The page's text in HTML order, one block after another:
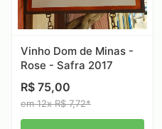
Vinho Dom de Minas -
Rose - Safra 2017
R$ 75,00
em 12x R$ 7,72*